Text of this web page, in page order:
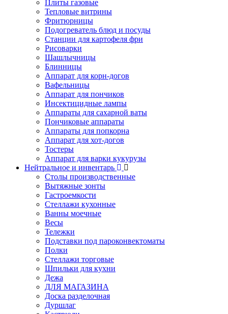
Плиты газовые
Тепловые витрины
Фритюрницы
Подогреватель блюд и посуды
Станции для картофеля фри
Рисоварки
Шашлычницы
Блинницы
Аппарат для корн-догов
Вафельницы
Аппарат для пончиков
Инсектицидные лампы
Аппараты для сахарной ваты
Пончиковые аппараты
Аппараты для попкорна
Аппарат для хот-догов
Тостеры
Аппарат для варки кукурузы
Нейтральное и инвентарь
Столы производственные
Вытяжные зонты
Гастроемкости
Стеллажи кухонные
Ванны моечные
Весы
Тележки
Подставки под пароконвектоматы
Полки
Стеллажи торговые
Шпильки для кухни
Дежа
ДЛЯ МАГАЗИНА
Доска разделочная
Дуршлаг